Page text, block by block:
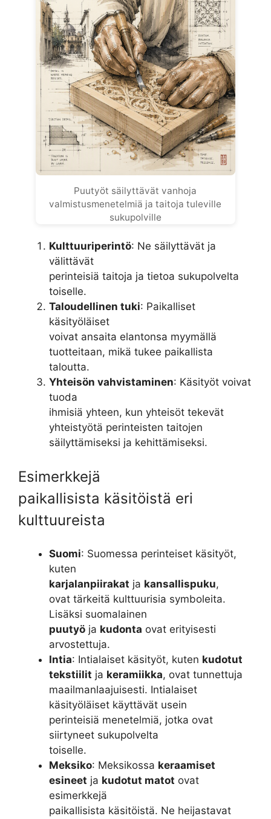
Puutyöt säilyttävät vanhoja
valmistusmenetelmiä ja taitoja tuleville
sukupolville
Kulttuuriperintö: Ne säilyttävät ja
välittävät
perinteisiä taitoja ja tietoa sukupolvelta
toiselle.
Taloudellinen tuki: Paikalliset
käsityöläiset
voivat ansaita elantonsa myymällä
tuotteitaan, mikä tukee paikallista
taloutta.
Yhteisön vahvistaminen: Käsityöt voivat
tuoda
ihmisiä yhteen, kun yhteisöt tekevät
yhteistyötä perinteisten taitojen
säilyttämiseksi ja kehittämiseksi.
Esimerkkejä
paikallisista käsitöistä eri
kulttuureista
Suomi: Suomessa perinteiset käsityöt,
kuten
karjalanpiirakat ja kansallispuku,
ovat tärkeitä kulttuurisia symboleita.
Lisäksi suomalainen
puutyö ja kudonta ovat erityisesti
arvostettuja.
Intia: Intialaiset käsityöt, kuten kudotut
tekstiilit ja keramiikka, ovat tunnettuja
maailmanlaajuisesti. Intialaiset
käsityöläiset käyttävät usein
perinteisiä menetelmiä, jotka ovat
siirtyneet sukupolvelta
toiselle.
Meksiko: Meksikossa keraamiset
esineet ja kudotut matot ovat
esimerkkejä
paikallisista käsitöistä. Ne heijastavat